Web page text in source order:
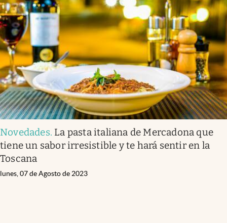
Novedades. La pasta italiana de Mercadona que
tiene un sabor irresistible y te hará sentir en la
Toscana
lunes, 07 de Agosto de 2023